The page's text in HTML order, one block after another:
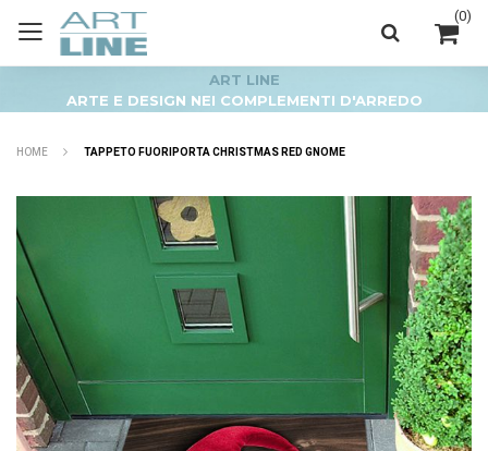
(0)
ART LINE
ARTE E DESIGN NEI COMPLEMENTI D'ARREDO
HOME TAPPETO FUORIPORTA CHRISTMAS RED GNOME